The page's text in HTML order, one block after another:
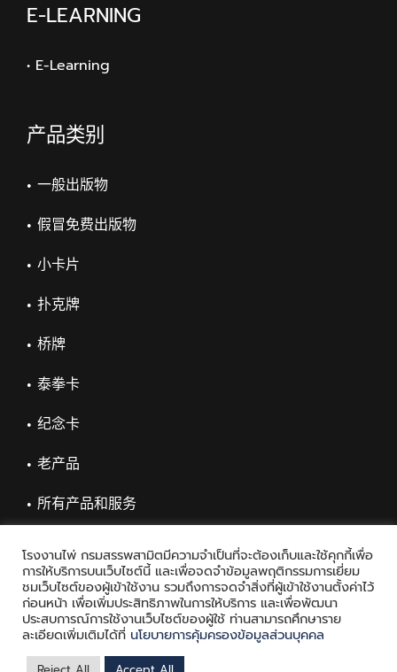
E-LEARNING
• E-Learning
产品类别
一般出版物
假冒免费出版物
小卡片
扑克牌
桥牌
泰拳卡
纪念卡
老产品
所有产品和服务
Copyright © 2021 Playing Card Factory, all rights reserved
โรงงานไพ่ กรมสรรพสามิตมีความจำเป็นที่จะต้องเก็บและใช้คุกกี้เพื่อ
การให้บริการบนเว็บไซต์นี้ และเพื่อจดจำข้อมูลพฤติกรรมการเยี่ยม
ชมเว็บไซต์ของผู้เข้าใช้งาน รวมถึงการจดจำสิ่งที่ผู้เข้าใช้งานตั้งค่าไว้
ก่อนหน้า เพื่อเพิ่มประสิทธิภาพในการให้บริการ และเพื่อพัฒนา
ประสบการณ์การใช้งานเว็บไซต์ของผู้ใช้ ท่านสามารถศึกษาราย
ละเอียดเพิ่มเติมได้ที่ นโยบายการคุ้มครองข้อมูลส่วนบุคคล